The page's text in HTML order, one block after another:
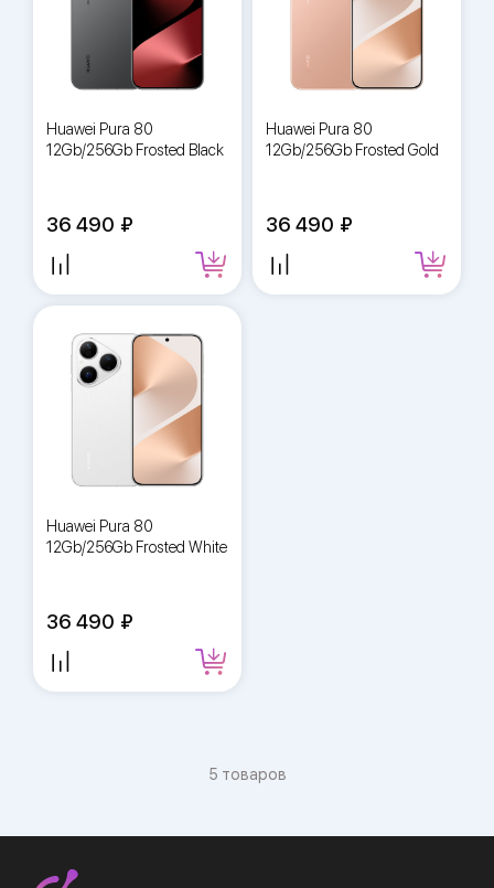
5 товаров
Huawei Pura 80
12Gb/256Gb Frosted Black
36 490
Huawei Pura 80
12Gb/256Gb Frosted Gold
36 490
Huawei Pura 80
12Gb/256Gb Frosted White
36 490